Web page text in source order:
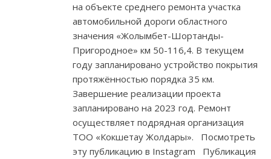
на объекте среднего ремонта участка
автомобильной дороги областного
значения «Жолымбет-Шортанды-
Пригородное» км 50-116,4. В текущем
году запланировано устройство покрытия
протяжённостью порядка 35 км.
Завершение реализации проекта
запланировано на 2023 год. Ремонт
осуществляет подрядная организация
ТОО «Кокшетау Жолдары». Посмотреть
эту публикацию в Instagram Публикация